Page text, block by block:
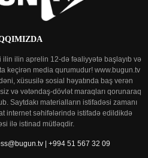
ilin ilin aprelin 12-də fəaliyyətə başlayıb və
keçirən media qurumudur! www.bugun.tv
xüsusilə sosial həyatında baş verən
və vətəndaş-dövlət maraqları qorunaraq
Saytdakı materialların istifadəsi zamanı
internet səhifələrində istifadə edildikdə
ilə istinad mütləqdir.
| +994 51 567 32 09